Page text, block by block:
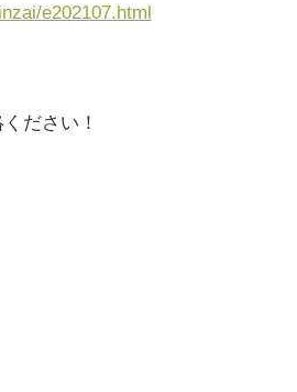
e202107.html
ださい！